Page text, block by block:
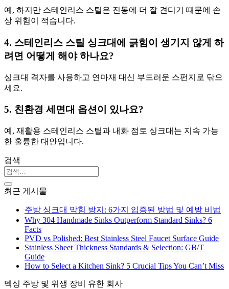
예, 하지만 스테인리스 스틸은 진동에 더 잘 견디기 때문에 손
상 위험이 적습니다.
4. 스테인리스 스틸 싱크대에 긁힘이 생기지 않게 하
려면 어떻게 해야 하나요?
싱크대 격자를 사용하고 연마재 대신 부드러운 스펀지로 닦으
세요.
5. 친환경 세면대 옵션이 있나요?
예, 재활용 스테인리스 스틸과 내화 점토 싱크대는 지속 가능
한 훌륭한 대안입니다.
검색
최근 게시물
주방 싱크대 막힘 방지: 6가지 입증된 방법 및 예방 비법
Why 304 Handmade Sinks Outperform Standard Sinks? 6
Facts
PVD vs Polished: Best Stainless Steel Faucet Surface Guide
Stainless Sheet Thickness Standards & Selection: GB/T
Guide
How to Select a Kitchen Sink? 5 Crucial Tips You Can’t Miss
덱싱 주방 및 위생 장비 유한 회사